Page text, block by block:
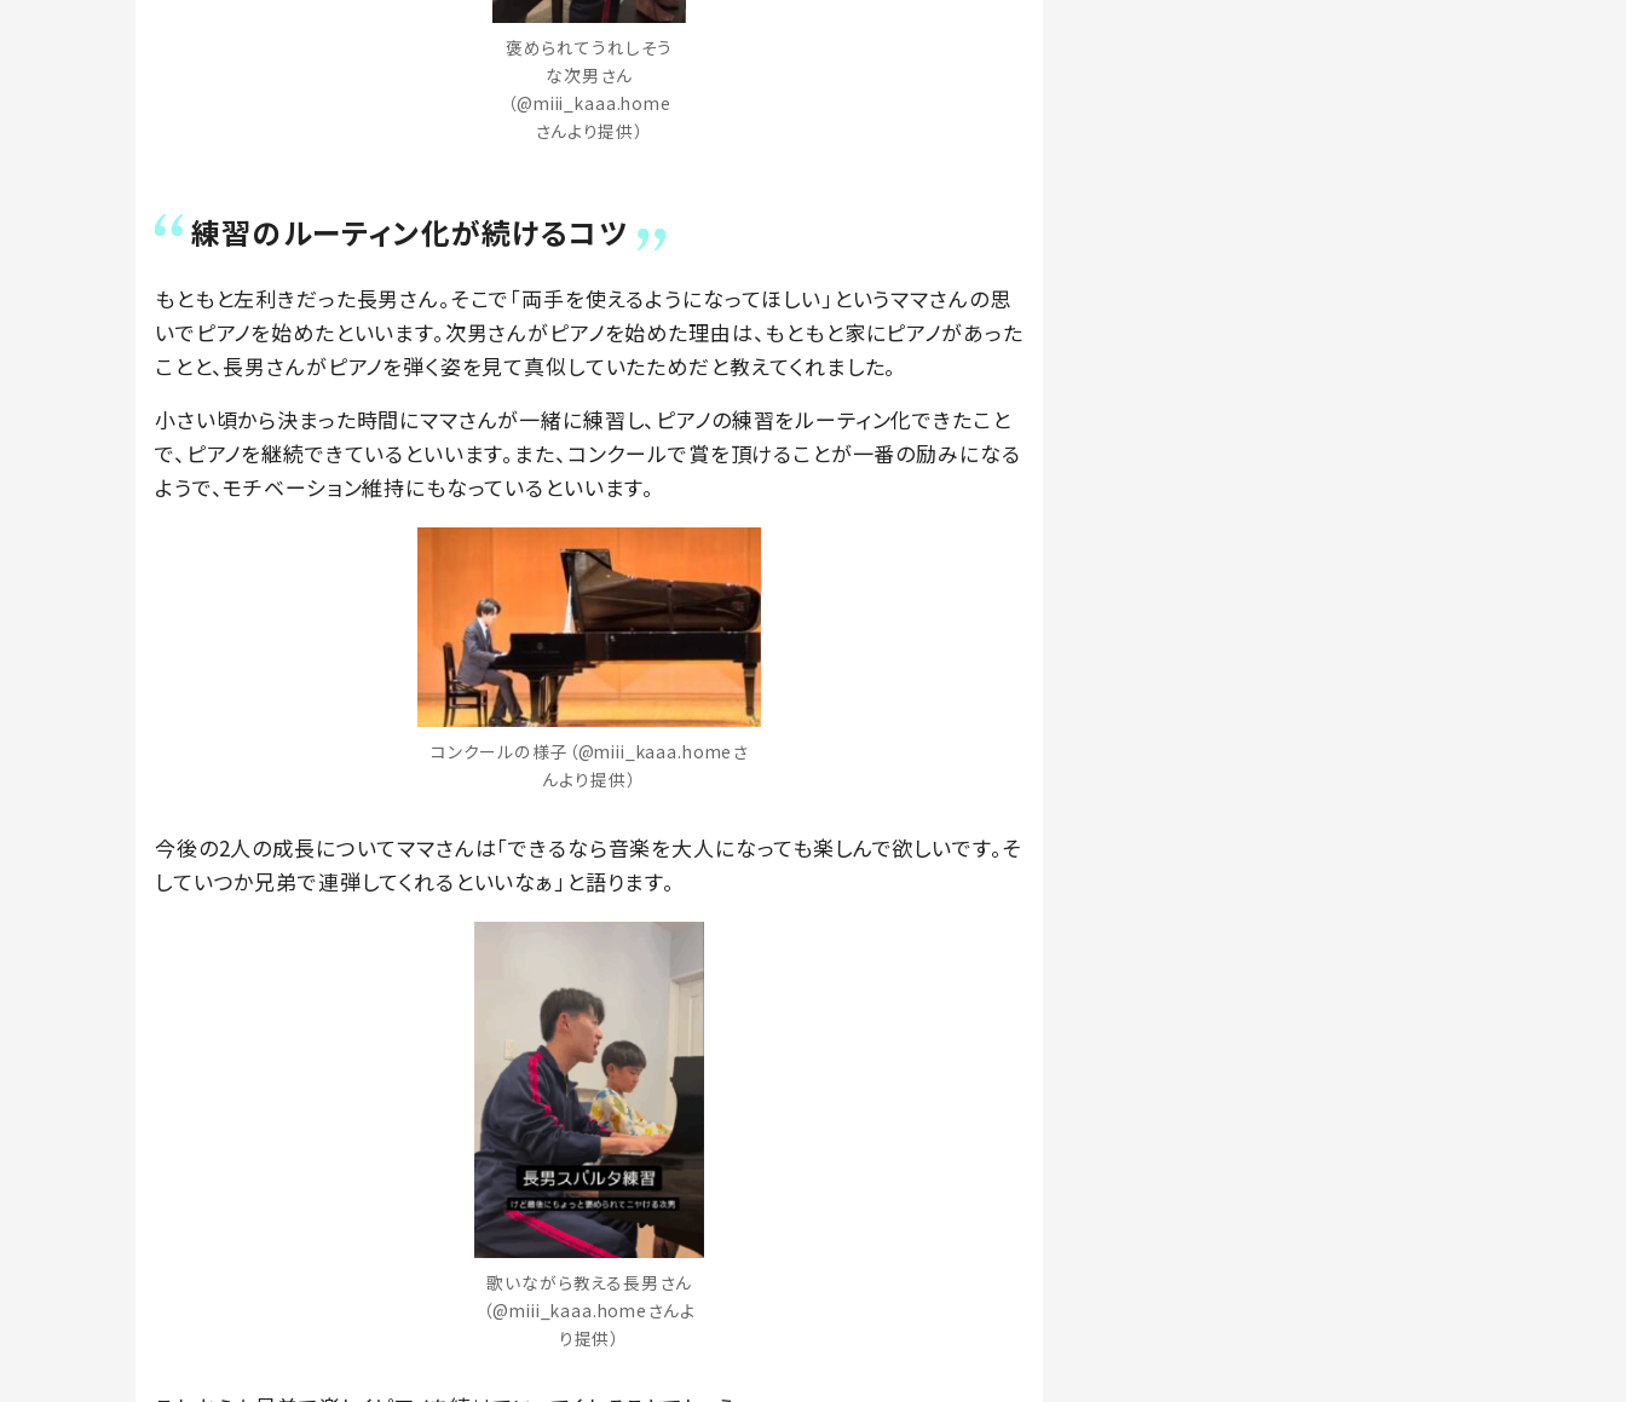
褒められてうれしそう
な次男さん
（@miii_kaaa.home
さんより提供）
練習のルーティン化が続けるコツ
もともと左利きだった長男さん。そこで「両手を使えるようになってほしい」というママさんの思
いでピアノを始めたといいます。次男さんがピアノを始めた理由は、もともと家にピアノがあった
ことと、長男さんがピアノを弾く姿を見て真似していたためだと教えてくれました。
小さい頃から決まった時間にママさんが一緒に練習し、ピアノの練習をルーティン化できたこと
で、ピアノを継続できているといいます。また、コンクールで賞を頂けることが一番の励みになる
ようで、モチベーション維持にもなっているといいます。
コンクールの様子（@miii_kaaa.homeさ
んより提供）
今後の2人の成長についてママさんは「できるなら音楽を大人になっても楽しんで欲しいです。そ
していつか兄弟で連弾してくれるといいなぁ」と語ります。
歌いながら教える長男さん
（@miii_kaaa.homeさんよ
り提供）